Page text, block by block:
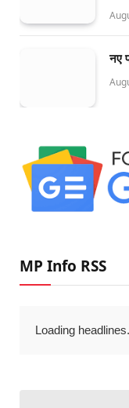
नए
MP Info RSS
Loading